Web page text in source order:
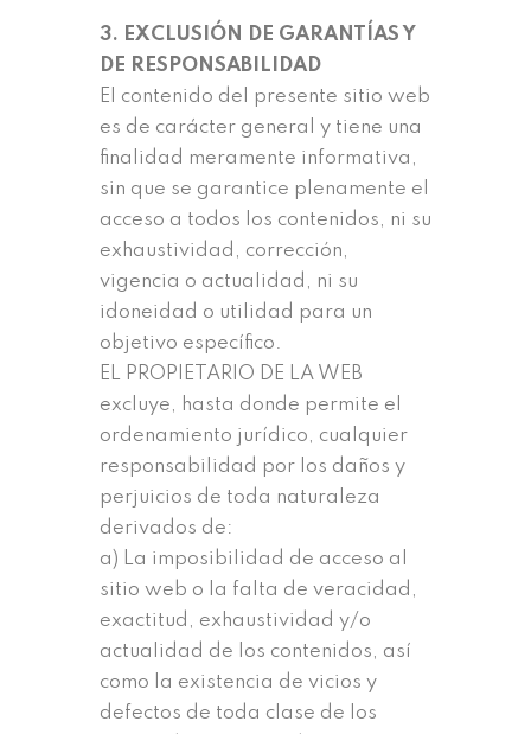
3. EXCLUSIÓN DE GARANTÍAS Y
DE RESPONSABILIDAD
El contenido del presente sitio web
es de carácter general y tiene una
finalidad meramente informativa,
sin que se garantice plenamente el
acceso a todos los contenidos, ni su
exhaustividad, corrección,
vigencia o actualidad, ni su
idoneidad o utilidad para un
objetivo específico.
EL PROPIETARIO DE LA WEB
excluye, hasta donde permite el
ordenamiento jurídico, cualquier
responsabilidad por los daños y
perjuicios de toda naturaleza
derivados de:
a) La imposibilidad de acceso al
sitio web o la falta de veracidad,
exactitud, exhaustividad y/o
actualidad de los contenidos, así
como la existencia de vicios y
defectos de toda clase de los